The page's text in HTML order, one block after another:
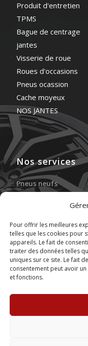
Pour offrir les meilleures
telles que les cookies pour
appareils. Le fait de
traiter des données telles
uniques sur ce site. Le fait
consentement peut avoir
et fonctions.
Produit d'entretien
TPMS
Bague de centrage
jantes
Visserie de roue
Roues d'occasions
Pneus ocassion
Cache moyeux
NOS JANTES
Nos services
Pneus neufs
Gonflage à l’azote
Réparation des
Stockage de pneus
Montage de pneus